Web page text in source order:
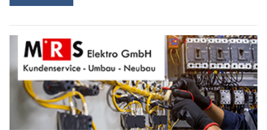
Die Kantonspolizei Basel-Stadt verzeichnet im Jahr 2026
Insgesamt konnten 66 angehende Polizistinnen und Polizisten
sowie Sicherheitsassistentinnen und Sicherheitsassistenten für
eine Ausbildung gewonnen werden.
Weiterlesen